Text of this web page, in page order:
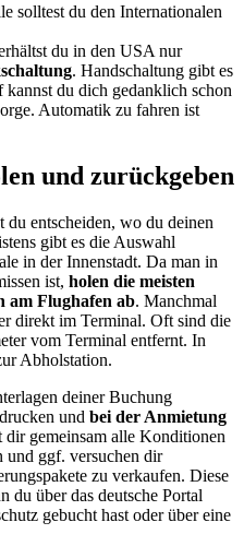
solltest du den Internationalen
du in den USA nur
. Handschaltung gibt es
du dich gedanklich schon
Automatik zu fahren ist
und zurückgeben
du entscheiden, wo du deinen
gibt es die Auswahl
in der Innenstadt. Da man in
ist, holen die meisten
am Flughafen ab. Manchmal
direkt im Terminal. Oft sind die
vom Terminal entfernt. In
Abholstation.
deiner Buchung
und bei der Anmietung
gemeinsam alle Konditionen
und ggf. versuchen dir
zu verkaufen. Diese
du über das deutsche Portal
gebucht hast oder über eine